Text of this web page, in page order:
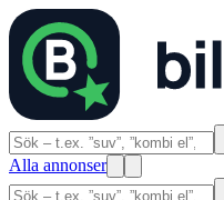
Alla annonser